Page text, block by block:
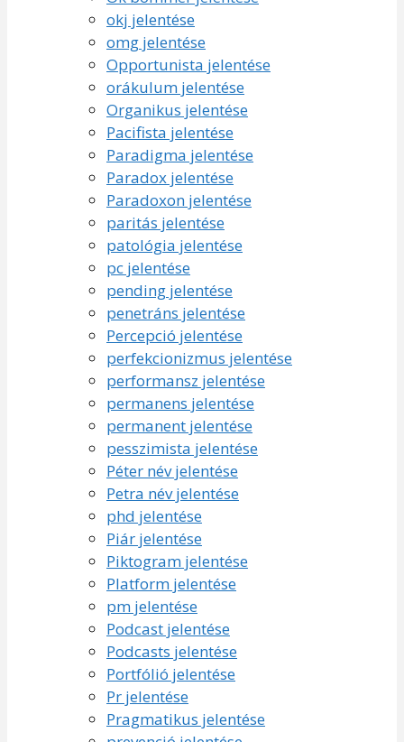
okj jelentése
omg jelentése
Opportunista jelentése
orákulum jelentése
Organikus jelentése
Pacifista jelentése
Paradigma jelentése
Paradox jelentése
Paradoxon jelentése
paritás jelentése
patológia jelentése
pc jelentése
pending jelentése
penetráns jelentése
Percepció jelentése
perfekcionizmus jelentése
performansz jelentése
permanens jelentése
permanent jelentése
pesszimista jelentése
Péter név jelentése
Petra név jelentése
phd jelentése
Piár jelentése
Piktogram jelentése
Platform jelentése
pm jelentése
Podcast jelentése
Podcasts jelentése
Portfólió jelentése
Pr jelentése
Pragmatikus jelentése